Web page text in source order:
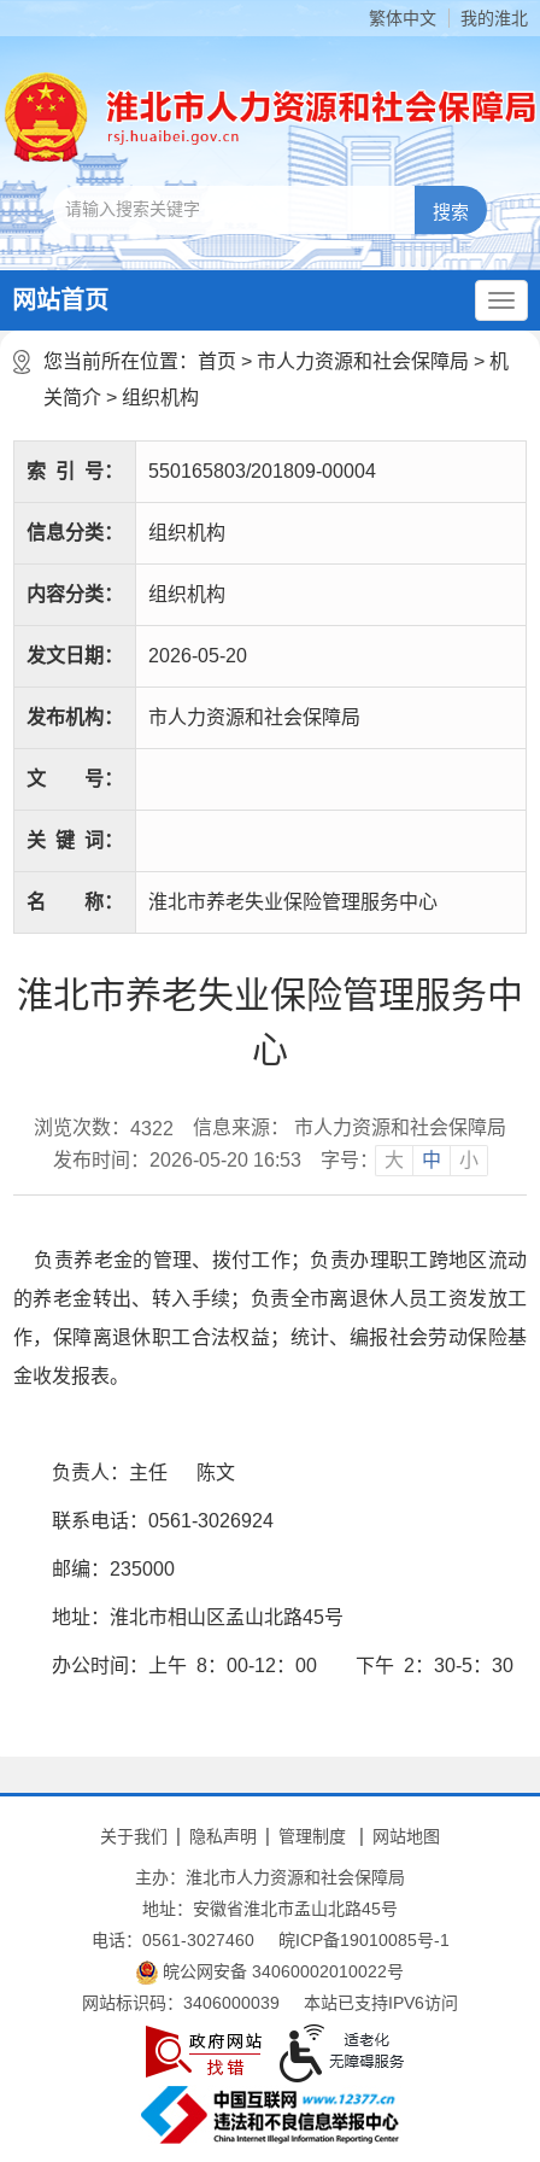
繁体中文 我的淮北
网站首页
您当前所在位置： 首页 > 市人力资源和社会保障局 > 机
关简介 > 组织机构
索 引 号： 550165803/201809-00004
信息分类： 组织机构
内容分类： 组织机构
发文日期： 2026-05-20
发布机构： 市人力资源和社会保障局
文 号：
关 键 词：
名 称： 淮北市养老失业保险管理服务中心
淮北市养老失业保险管理服务中
心
浏览次数： 4322
信息来源： 市人力资源和社会保障局
发布时间：2026-05-20 16:53
字号： 大 中 小
负责养老金的管理、拨付工作；负责办理职工跨地区流动
的养老金转出、转入手续；负责全市离退休人员工资发放工
作，保障离退休职工合法权益；统计、编报社会劳动保险基
金收发报表。
负责人：主任 陈文
联系电话：0561-3026924
邮编：235000
地址：淮北市相山区孟山北路45号
办公时间：上午 8：00-12：00 下午 2：30-5：30
关于我们 隐私声明 管理制度 网站地图
主办：淮北市人力资源和社会保障局
地址：安徽省淮北市孟山北路45号
电话：0561-3027460
皖ICP备19010085号-1
皖公网安备 34060002010022号
网站标识码：3406000039
本站已支持IPV6访问